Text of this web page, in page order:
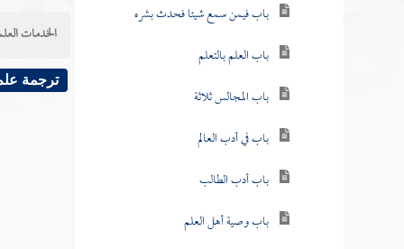
باب فيمن سمع شيئا فحدث بشره
باب العلم بالتعلم
باب المجالس ثلاثة
باب في أدب العالم
باب أدب الطالب
باب وصية أهل العلم
الخدمات
ترجمة